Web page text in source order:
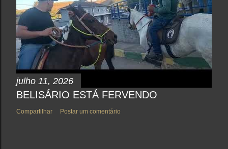
julho 11, 2026
BELISÁRIO ESTÁ FERVENDO
Compartilhar Postar um comentário